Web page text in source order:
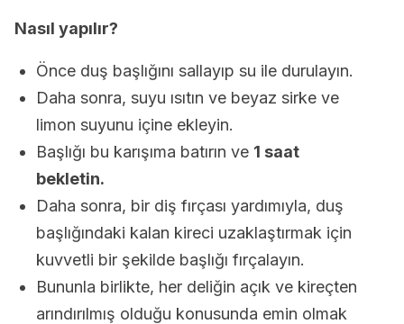
Nasıl yapılır?
Önce duş başlığını sallayıp su ile durulayın.
Daha sonra, suyu ısıtın ve beyaz sirke ve
limon suyunu içine ekleyin.
Başlığı bu karışıma batırın ve 1 saat
bekletin.
Daha sonra, bir diş fırçası yardımıyla, duş
başlığındaki kalan kireci uzaklaştırmak için
kuvvetli bir şekilde başlığı fırçalayın.
Bununla birlikte, her deliğin açık ve kireçten
arındırılmış olduğu konusunda emin olmak